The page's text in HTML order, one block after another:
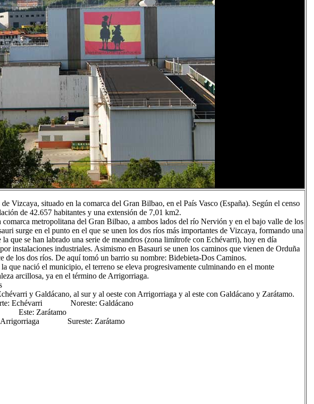
Vizcaya, situado en la comarca del Gran Bilbao, en el País Vasco (España). Según el censo
de 42.657 habitantes y una extensión de 7,01 km2.
comarca metropolitana del Gran Bilbao, a ambos lados del río Nervión y en el bajo valle de los
surge en el punto en el que se unen los dos ríos más importantes de Vizcaya, formando una
que se han labrado una serie de meandros (zona limítrofe con Echévarri), hoy en día
instalaciones industriales. Asimismo en Basauri se unen los caminos que vienen de Orduña
de los dos ríos. De aquí tomó un barrio su nombre: Bidebieta-Dos Caminos.
que nació el municipio, el terreno se eleva progresivamente culminando en el monte
arcillosa, ya en el término de Arrigorriaga.
y Galdácano, al sur y al oeste con Arrigorriaga y al este con Galdácano y Zarátamo.
Echévarri Noreste: Galdácano
Zarátamo
Arrigorriaga Sureste: Zarátamo